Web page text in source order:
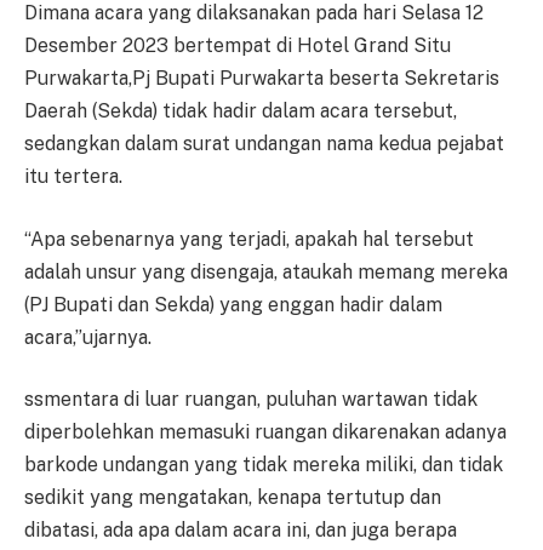
Dimana acara yang dilaksanakan pada hari Selasa 12
Desember 2023 bertempat di Hotel Grand Situ
Purwakarta,Pj Bupati Purwakarta beserta Sekretaris
Daerah (Sekda) tidak hadir dalam acara tersebut,
sedangkan dalam surat undangan nama kedua pejabat
itu tertera.
“Apa sebenarnya yang terjadi, apakah hal tersebut
adalah unsur yang disengaja, ataukah memang mereka
(PJ Bupati dan Sekda) yang enggan hadir dalam
acara,”ujarnya.
ssmentara di luar ruangan, puluhan wartawan tidak
diperbolehkan memasuki ruangan dikarenakan adanya
barkode undangan yang tidak mereka miliki, dan tidak
sedikit yang mengatakan, kenapa tertutup dan
dibatasi, ada apa dalam acara ini, dan juga berapa